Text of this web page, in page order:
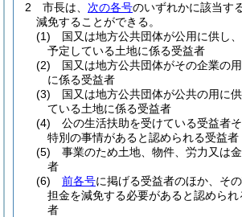
2
市長は、 次の各号のいずれかに該当す
減免することができる。
(1)
国又は地方公共団体が公用に供し
予定している土地に係る受益者
(2)
国又は地方公共団体がその企業の
に係る受益者
(3)
国又は地方公共団体が公共の用に
ている土地に係る受益者
(4)
公の生活扶助を受けている受益者
特別の事情があると認められる受益者
(5)
事業のため土地、物件、労力又は
者
(6)
前各号に掲げる受益者のほか、そ
担金を減免する必要があると認めら
者